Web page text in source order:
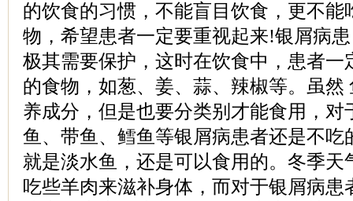
的饮食的习惯，不能盲目饮食，更不能
物，希望患者一定要重视起来!银屑病
极其需要保护，这时在饮食中，患者一
的食物，如葱、姜、蒜、辣椒等。虽然
养成分，但是也要分类别才能食用，对
鱼、带鱼、鳕鱼等银屑病患者还是不吃
就是淡水鱼，还是可以食用的。冬季天
吃些羊肉来滋补身体，而对于银屑病患